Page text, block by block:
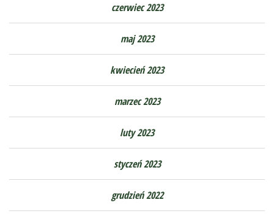
czerwiec 2023
maj 2023
kwiecień 2023
marzec 2023
luty 2023
styczeń 2023
grudzień 2022